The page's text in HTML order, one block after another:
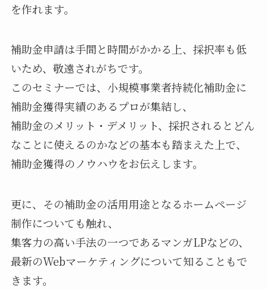
を作れます。
補助金申請は手間と時間がかかる上、採択率も低
いため、敬遠されがちです。
このセミナーでは、小規模事業者持続化補助金に
補助金獲得実績のあるプロが集結し、
補助金のメリット・デメリット、採択されるとどん
なことに使えるのかなどの基本も踏まえた上で、
補助金獲得のノウハウをお伝えします。
更に、その補助金の活用用途となるホームページ
制作についても触れ、
集客力の高い手法の一つであるマンガLPなどの、
最新のWebマーケティングについて知ることもで
きます。